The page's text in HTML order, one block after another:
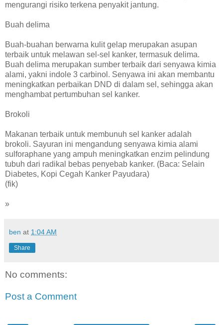
mengurangi risiko terkena penyakit jantung.
Buah delima
Buah-buahan berwarna kulit gelap merupakan asupan
terbaik untuk melawan sel-sel kanker, termasuk delima.
Buah delima merupakan sumber terbaik dari senyawa kimia
alami, yakni indole 3 carbinol. Senyawa ini akan membantu
meningkatkan perbaikan DND di dalam sel, sehingga akan
menghambat pertumbuhan sel kanker.
Brokoli
Makanan terbaik untuk membunuh sel kanker adalah
brokoli. Sayuran ini mengandung senyawa kimia alami
sulforaphane yang ampuh meningkatkan enzim pelindung
tubuh dari radikal bebas penyebab kanker. (Baca: Selain
Diabetes, Kopi Cegah Kanker Payudara)
(fik)
»
ben at 1:04 AM
Share
No comments:
Post a Comment